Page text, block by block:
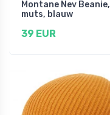
Montane Nev Beanie,
muts, blauw
39 EUR